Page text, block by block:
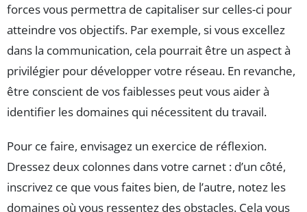
forces vous permettra de capitaliser sur celles-ci pour
atteindre vos objectifs. Par exemple, si vous excellez
dans la communication, cela pourrait être un aspect à
privilégier pour développer votre réseau. En revanche,
être conscient de vos faiblesses peut vous aider à
identifier les domaines qui nécessitent du travail.
Pour ce faire, envisagez un exercice de réflexion.
Dressez deux colonnes dans votre carnet : d’un côté,
inscrivez ce que vous faites bien, de l’autre, notez les
domaines où vous ressentez des obstacles. Cela vous